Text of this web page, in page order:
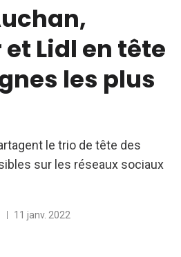
Lidl en tête
les plus
le trio de tête des
sur les réseaux sociaux
11 janv. 2022